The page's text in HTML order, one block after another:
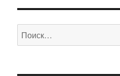
Искать: